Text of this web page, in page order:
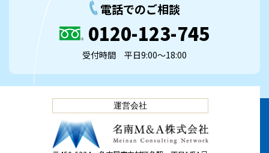
電話でのご相談
0120-123-745
受付時間 平日9:00～18:00
運営会社